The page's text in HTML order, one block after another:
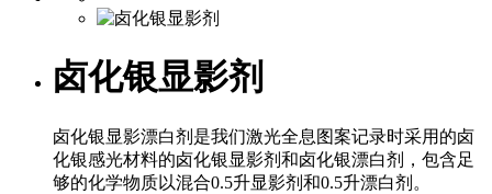
卤化银显影剂
卤化银显影漂白剂是我们激光全息图案记录时采用的卤
化银感光材料的卤化银显影剂和卤化银漂白剂，包含足
够的化学物质以混合0.5升显影剂和0.5升漂白剂。